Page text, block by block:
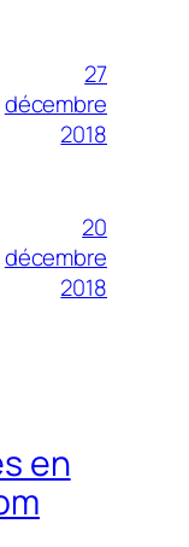
27
décembre
2018
20
décembre
2018
en